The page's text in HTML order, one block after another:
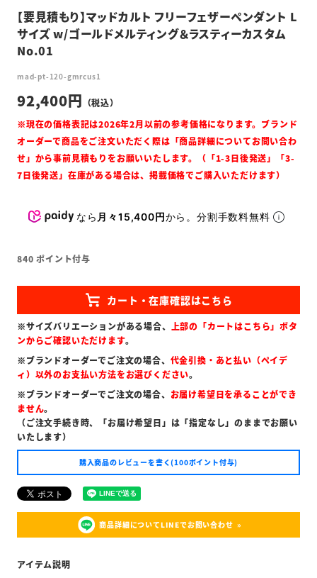
【要見積もり】マッドカルト フリーフェザーペンダント L
サイズ w/ゴールドメルティング＆ラスティーカスタム
No.01
mad-pt-120-gmrcus1
92,400
なら 月々15,400円から。分割手数料無料
840 ポイント付与
※サイズバリエーションがある場合、 上部の「カートはこちら」ボタ
ンからご確認いただけます。
※ブランドオーダーでご注文の場合、 代金引換・あと払い（ペイデ
ィ）以外のお支払い方法をお選びください。
※ブランドオーダーでご注文の場合、 お届け希望日を承ることができ
ません。
（ご注文手続き時、「お届け希望日」は「指定なし」のままでお願い
いたします）
購入商品のレビューを書く(100ポイント付与)
商品詳細についてLINEでお問い合わせ